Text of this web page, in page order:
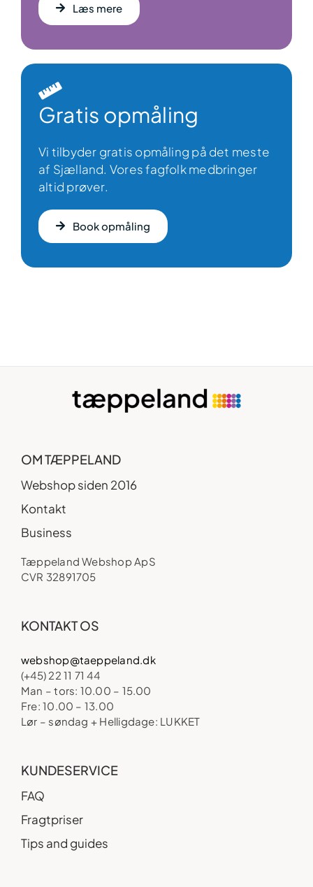
Læs mere
Gratis opmåling
Vi tilbyder gratis opmåling på det meste
af Sjælland. Vores fagfolk medbringer
altid prøver.
Book opmåling
OM TÆPPELAND
Webshop siden 2016
Kontakt
Business
Tæppeland Webshop ApS
CVR 32891705
KONTAKT OS
webshop@taeppeland.dk
(+45) 22 11 71 44
Man – tors: 10.00 – 15.00
Fre: 10.00 – 13.00
Lør – søndag + Helligdage: LUKKET
KUNDESERVICE
FAQ
Fragtpriser
Tips and guides